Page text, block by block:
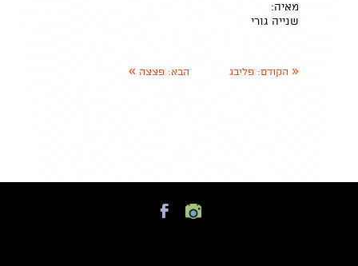
מאיה:
שנייה גורי
« הקודם: פליבג הבא: פצצה »